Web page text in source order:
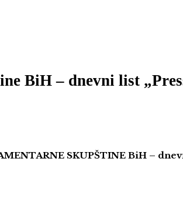
BiH – dnevni list
SKUPŠTINE BiH –